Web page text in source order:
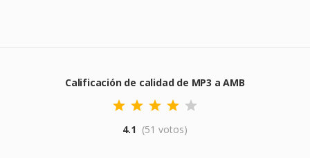
Calificación de calidad de MP3 a AMB
4.1 (51 votos)